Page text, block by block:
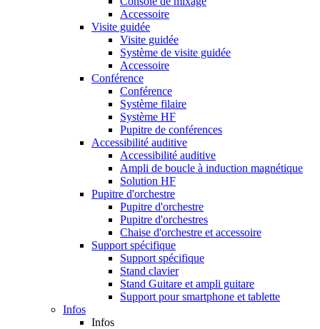
Accessoire
Visite guidée
Visite guidée
Système de visite guidée
Accessoire
Conférence
Conférence
Système filaire
Système HF
Pupitre de conférences
Accessibilité auditive
Accessibilité auditive
Ampli de boucle à induction magnétique
Solution HF
Pupitre d'orchestre
Pupitre d'orchestre
Pupitre d'orchestres
Chaise d'orchestre et accessoire
Support spécifique
Support spécifique
Stand clavier
Stand Guitare et ampli guitare
Support pour smartphone et tablette
Infos
Infos